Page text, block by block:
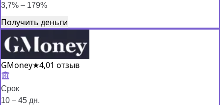
3,7% – 179%
Получить деньги
GMoney★4,01 отзыв
Срок
10 – 45 дн.